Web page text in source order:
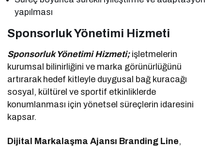
yapılması
Sponsorluk Yönetimi Hizmeti
Sponsorluk Yönetimi Hizmeti;işletmelerin
kurumsal bilinirliğini ve marka görünürlüğünü
artırarak hedef kitleyle duygusal bağ kuracağı
sosyal, kültürel ve sportif etkinliklerde
konumlanması için yönetsel süreçlerin idaresini
kapsar.
Dijital Markalaşma Ajansı Branding Line,